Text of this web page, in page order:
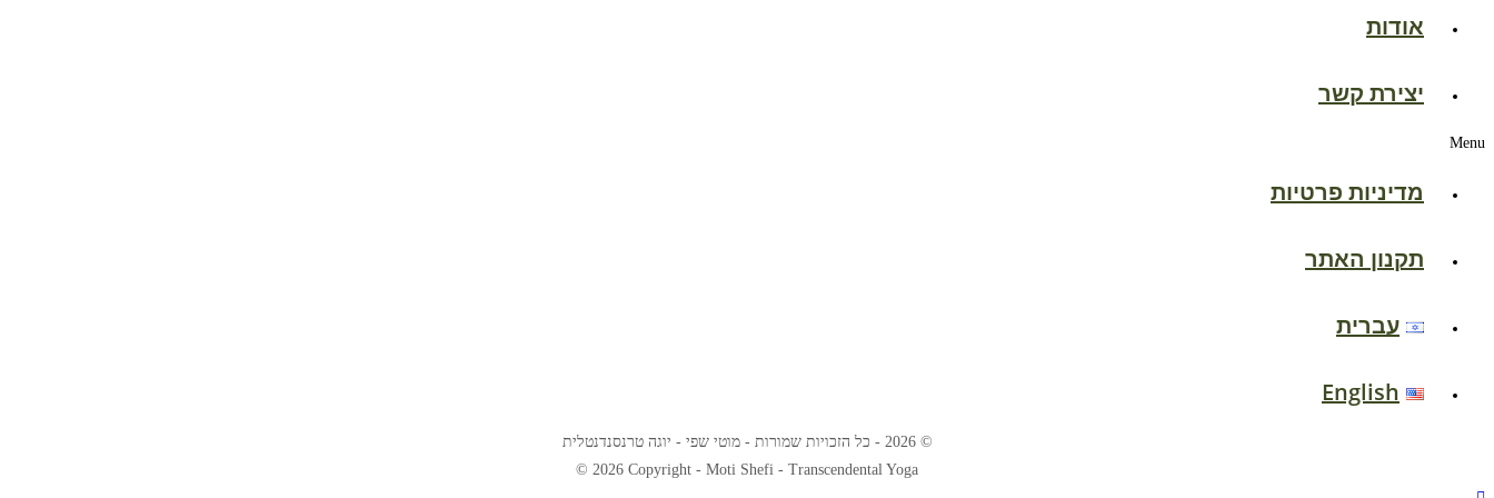
אודות
יצירת קשר
Menu
מדיניות פרטיות
תקנון האתר
עברית
English
© 2026 - כל הזכויות שמורות - מוטי שפי - יוגה טרנסנדנטלית
© 2026 Copyright - Moti Shefi - Transcendental Yoga